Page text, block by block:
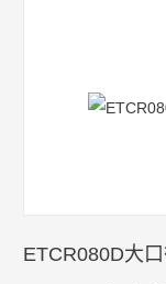
ETCR080D大